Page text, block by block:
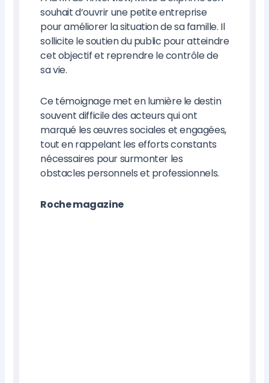
souhait d’ouvrir une petite entreprise
pour améliorer la situation de sa famille. Il
sollicite le soutien du public pour atteindre
cet objectif et reprendre le contrôle de
sa vie.
Ce témoignage met en lumière le destin
souvent difficile des acteurs qui ont
marqué les œuvres sociales et engagées,
tout en rappelant les efforts constants
nécessaires pour surmonter les
obstacles personnels et professionnels.
Roche magazine